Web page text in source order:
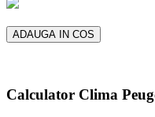
ADAUGA IN COS
Calculator Clima